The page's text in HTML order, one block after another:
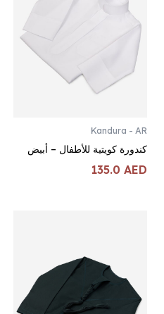
Kandura - AR
كندورة كويتية للأطفال – أبيض
135.0 AED